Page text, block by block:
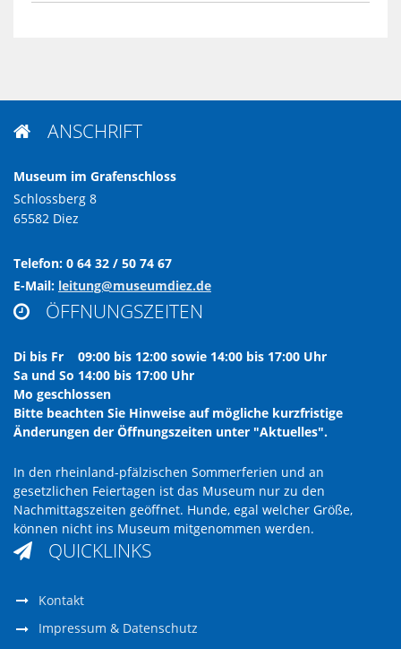
 ANSCHRIFT
Museum im Grafenschloss
Schlossberg 8
65582 Diez
Telefon: 0 64 32 / 50 74 67
E-Mail: leitung@museumdiez.de
 ÖFFNUNGSZEITEN
Di bis Fr 09:00 bis 12:00 sowie 14:00 bis 17:00 Uhr
Sa und So 14:00 bis 17:00 Uhr
Mo geschlossen
Bitte beachten Sie Hinweise auf mögliche kurzfristige
Änderungen der Öffnungszeiten unter "Aktuelles".
In den rheinland-pfälzischen Sommerferien und an
gesetzlichen Feiertagen ist das Museum nur zu den
Nachmittagszeiten geöffnet. Hunde, egal welcher Größe,
können nicht ins Museum mitgenommen werden.
 QUICKLINKS
Kontakt
Impressum & Datenschutz